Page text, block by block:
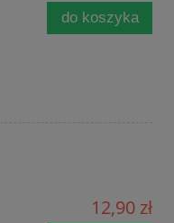
do koszyka
12,90 zł